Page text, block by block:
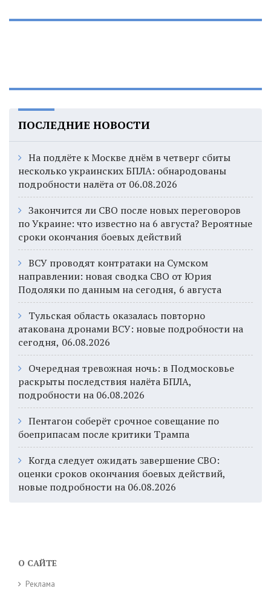
ПОСЛЕДНИЕ НОВОСТИ
На подлёте к Москве днём в четверг сбиты
несколько украинских БПЛА: обнародованы
подробности налёта от 06.08.2026
Закончится ли СВО после новых переговоров
по Украине: что известно на 6 августа? Вероятные
сроки окончания боевых действий
ВСУ проводят контратаки на Сумском
направлении: новая сводка СВО от Юрия
Подоляки по данным на сегодня, 6 августа
Тульская область оказалась повторно
атакована дронами ВСУ: новые подробности на
сегодня, 06.08.2026
Очередная тревожная ночь: в Подмосковье
раскрыты последствия налёта БПЛА,
подробности на 06.08.2026
Пентагон соберёт срочное совещание по
боеприпасам после критики Трампа
Когда следует ожидать завершение СВО:
оценки сроков окончания боевых действий,
новые подробности на 06.08.2026
О САЙТЕ
Реклама